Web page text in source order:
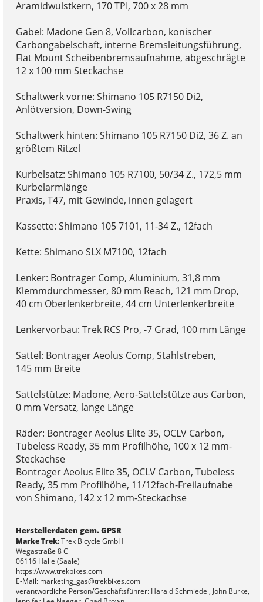
Aramidwulstkern, 170 TPI, 700 x 28 mm
Gabel: Madone Gen 8, Vollcarbon, konischer
Carbongabelschaft, interne Bremsleitungsführung,
Flat Mount Scheibenbremsaufnahme, abgeschrägte
12 x 100 mm Steckachse
Schaltwerk vorne: Shimano 105 R7150 Di2,
Anlötversion, Down-Swing
Schaltwerk hinten: Shimano 105 R7150 Di2, 36 Z. an
größtem Ritzel
Kurbelsatz: Shimano 105 R7100, 50/34 Z., 172,5 mm
Kurbelarmlänge
Praxis, T47, mit Gewinde, innen gelagert
Kassette: Shimano 105 7101, 11-34 Z., 12fach
Kette: Shimano SLX M7100, 12fach
Lenker: Bontrager Comp, Aluminium, 31,8 mm
Klemmdurchmesser, 80 mm Reach, 121 mm Drop,
40 cm Oberlenkerbreite, 44 cm Unterlenkerbreite
Lenkervorbau: Trek RCS Pro, -7 Grad, 100 mm Länge
Sattel: Bontrager Aeolus Comp, Stahlstreben,
145 mm Breite
Sattelstütze: Madone, Aero-Sattelstütze aus Carbon,
0 mm Versatz, lange Länge
Räder: Bontrager Aeolus Elite 35, OCLV Carbon,
Tubeless Ready, 35 mm Profilhöhe, 100 x 12 mm-
Steckachse
Bontrager Aeolus Elite 35, OCLV Carbon, Tubeless
Ready, 35 mm Profilhöhe, 11/12fach-Freilaufnabe
von Shimano, 142 x 12 mm-Steckachse
Herstellerdaten gem. GPSR
Marke Trek:Trek Bicycle GmbH
Wegastraße 8 C
06116 Halle (Saale)
https://www.trekbikes.com
E-Mail: marketing_gas@trekbikes.com
verantwortliche Person/Geschäftsführer: Harald Schmiedel, John Burke,